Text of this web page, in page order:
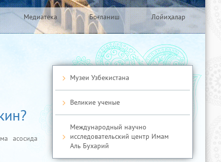
Медиатека Боғланиш Лойиҳалар
асосида
Музеи Узбекистана
Великие ученые
Международный научно
исследовательский центр Имам
Аль Бухарий